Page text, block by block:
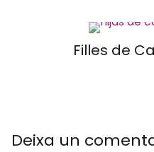
Filles de
Deixa un